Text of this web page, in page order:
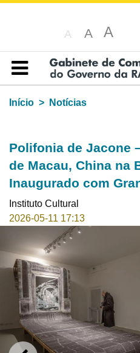
A A A
Índice
Início
Notícias
Polifonia de Jacone
de Macau, China na
Inaugurado com
Instituto Cultural
2026-05-11 17:13